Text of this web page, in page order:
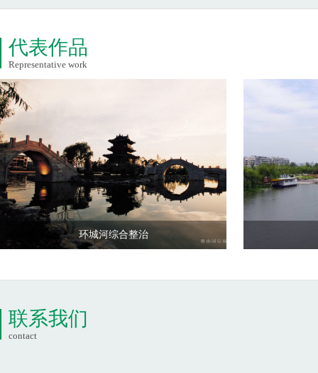
代表作品
Representative work
环城河综合整治
联系我们
contact